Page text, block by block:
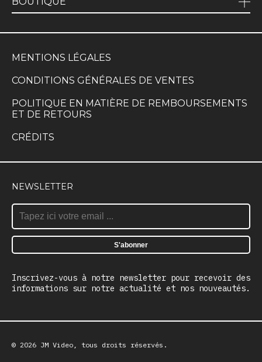
MENTIONS LÉGALES
CONDITIONS GÉNÉRALES DE VENTES
POLITIQUE EN MATIÈRE DE REMBOURSEMENTS
ET DE RETOURS
CRÉDITS
NEWSLETTER
Inscrivez-vous à notre newsletter pour recevoir des
informations sur notre actualité et nos nouveautés.
© 2026 JM Video, tous droits réservés.